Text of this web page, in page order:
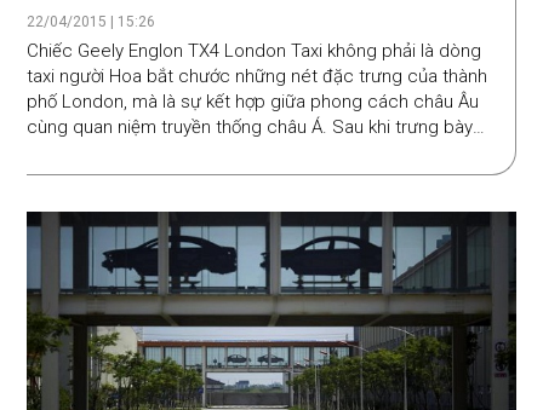
22/04/2015 | 15:26
Chiếc Geely Englon TX4 London Taxi không phải là dòng
taxi người Hoa bắt chước những nét đặc trưng của thành
phố London, mà là sự kết hợp giữa phong cách châu Âu
cùng quan niệm truyền thống châu Á. Sau khi trưng bày
được sử dụng tại các thành phố lớn của Trung Quốc.